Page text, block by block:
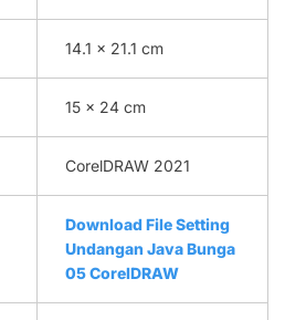
14.1 x 21.1 cm
15 x 24 cm
CorelDRAW 2021
Download File Setting
Undangan Java Bunga
05 CorelDRAW